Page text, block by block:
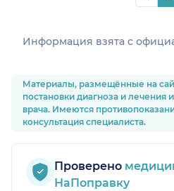
Информация взята c
Материалы, размещённые на
постановки диагноза и лечения
врача. Имеются
консультация специалиста.
Проверено
НаПоправку